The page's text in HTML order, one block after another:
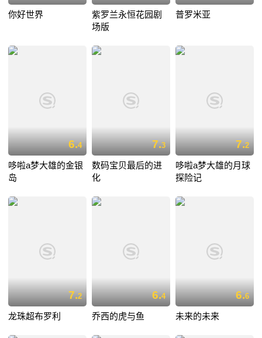
你好世界
紫罗兰永恒花园剧
场版
普罗米亚
6.4
哆啦a梦大雄的金银
岛
7.3
数码宝贝最后的进
化
7.2
哆啦a梦大雄的月球
探险记
7.2
龙珠超布罗利
6.4
乔西的虎与鱼
6.6
未来的未来